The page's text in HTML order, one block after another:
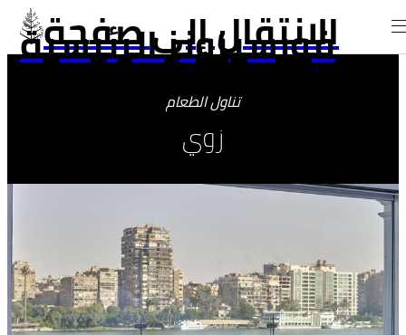
الانتقال إلى صفحة
فورسيزونز الرئيسية
تناول الطعام
زوي